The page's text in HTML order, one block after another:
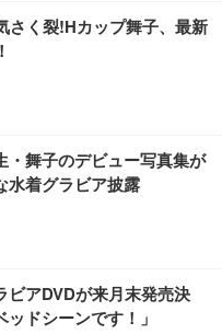
ッシュ ゲーミング/勉強/事
チェア (ブラック)
デスクチェア 疲れない テレ
レスト 30度ロッキング機
ート 90度跳ね上げ式アーム
チェア (ホワイト)
ア デスクチェア 肘なし メ
ポート付き 腰サポート ガ
転 キャスター付き コンパク
27インチ 液晶モニタ
）VA 非光沢 HDMI/DisplayP
高さ調整 スイベル VESA対
FHD】GRAPHT THE S
24” Essential ゲーミン
チ 1ms FHD 量子ドット 残
ーシック) 【Amazon.co.jp
リスオーヤマ ペットシーツ
枚入 (x 1) (ケース販売)
シーツ 超厚型 お徳用 レギ
限定】
さく裂!Hカップ舞子、最新
・舞子のデビュー写真集が
水着グラビア披露
ビアDVDが来月末発売決
ドシーンです！」